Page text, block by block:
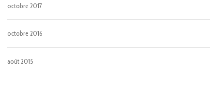
octobre 2017
octobre 2016
août 2015